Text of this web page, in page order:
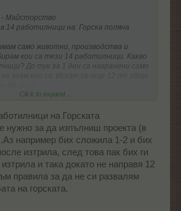
- Майсторство
14 работилници на: Горска поляна
само животни, производства и
кои са тези 14 работилници. Какво
До тук за 1 ден са нахранени само
да се ориентирам?
Click to expand...
на Горската
нужно за да изпълниш проекта (в
например бих сложила 1-2 и бих
изтрила, след това пак бих ги
и така докато не направя 12
правила за да не си развалям
на горската.